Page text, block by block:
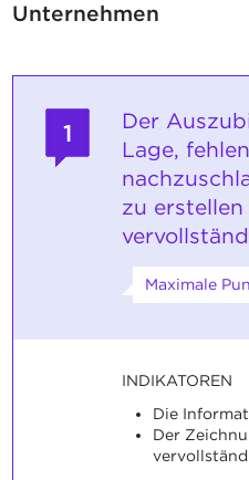
Unternehmen
1
Der
Lage,
zu
Maximale
INDIKATOREN
Die
Der